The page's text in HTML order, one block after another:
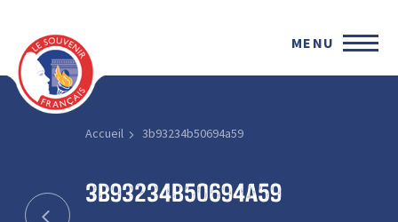
MENU
Accueil 3b93234b50694a59
3b93234b50694a59